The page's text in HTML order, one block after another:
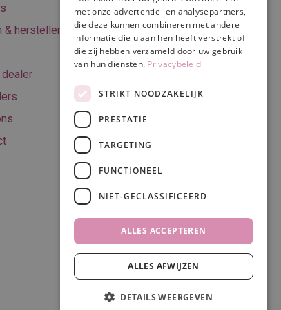
& herstellen
Algemene
voorwaarden
Privacy & Cookie
Disclaimer
Volg ons
met onze advertentie- en analysepartners,
die deze kunnen combineren met andere
informatie die u aan hen heeft verstrekt of
die zij hebben verzameld door uw gebruik
van hun diensten. Privacybeleid
STRIKT NOODZAKELIJK
PRESTATIE
TARGETING
FUNCTIONEEL
NIET-GECLASSIFICEERD
ALLES ACCEPTEREN
ALLES AFWIJZEN
DETAILS WEERGEVEN